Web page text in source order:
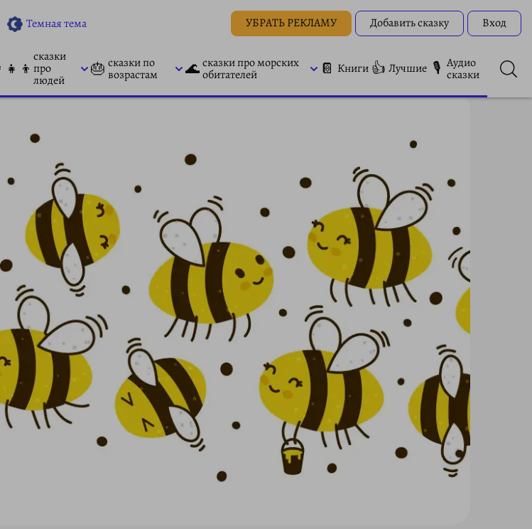
Темная тема УБРАТЬ РЕКЛАМУ Добавить сказку Вход
сказки
про
людей
🎂 сказки по
возрастам 🌊сказки про морских
обитателей 📔 Книги 👍 Лучшие 🎙 Аудио
сказки